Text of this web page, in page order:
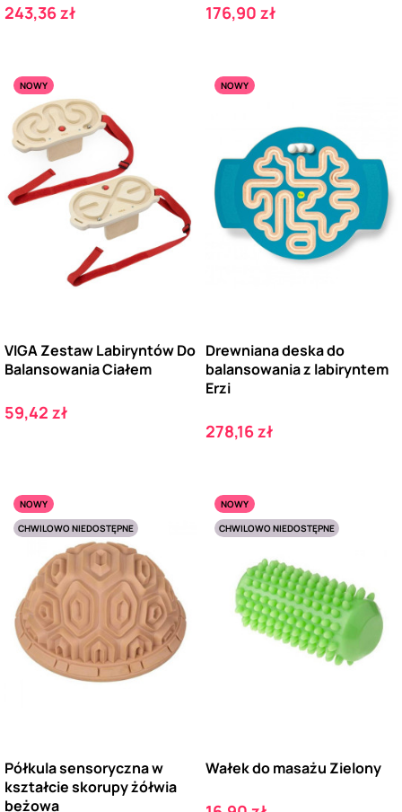
Cena
243,36 zł Cena
176,90 zł
NOWY
VIGA Zestaw Labiryntów Do
Balansowania Ciałem
Cena
59,42 zł
NOWY
Drewniana deska do
balansowania z labiryntem
Erzi
Cena
278,16 zł
NOWY
CHWILOWO NIEDOSTĘPNE
Półkula sensoryczna w
kształcie skorupy żółwia
beżowa
NOWY
CHWILOWO NIEDOSTĘPNE
Wałek do masażu Zielony